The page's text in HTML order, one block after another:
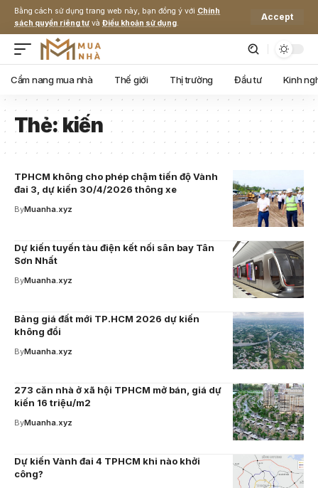
Bằng cách sử dụng trang web này, bạn đồng ý với Chính
sách quyền riêng tư và Điều khoản sử dụng.
Accept
Cẩm nang mua nhà Thế giới Thị trường Đầu tư Kinh
Thẻ:kiến
TPHCM không cho phép chậm tiến độ Vành
đai 3, dự kiến 30/4/2026 thông xe
ByMuanha.xyz
Dự kiến tuyến tàu điện kết nối sân bay Tân
Sơn Nhất
ByMuanha.xyz
Bảng giá đất mới TP.HCM 2026 dự kiến
không đổi
ByMuanha.xyz
273 căn nhà ở xã hội TPHCM mở bán, giá dự
kiến 16 triệu/m2
ByMuanha.xyz
Dự kiến Vành đai 4 TPHCM khi nào khởi
công?